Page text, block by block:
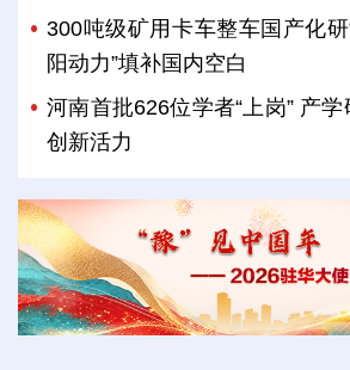
300吨级矿用卡车整车国产化
阳动力”填补国内空白
河南首批626位学者“上岗” 产
创新活力